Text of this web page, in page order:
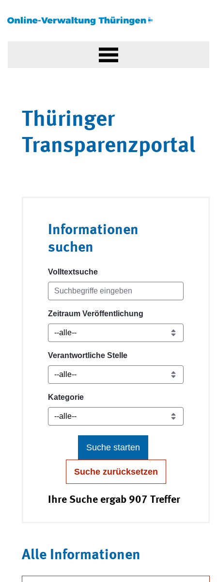
Thüringer
Transparenzportal
Informationen
suchen
Volltextsuche
Zeitraum Veröffentlichung
Verantwortliche Stelle
Kategorie
Suche starten
Suche zurücksetzen
Ihre Suche ergab 907 Treffer
Alle Informationen